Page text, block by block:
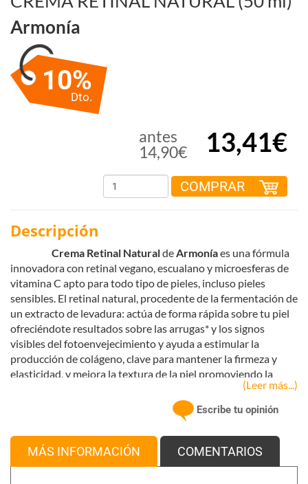
Armonía
10%
Dto.
antes
14,90€
13,41€
COMPRAR
Descripción
Crema Retinal NaturaldeArmoníaes una fórmula
innovadora con retinal vegano, escualano y microesferas de
vitamina C apto para todo tipo de pieles, incluso pieles
sensibles. El retinal natural, procedente de la fermentación de
un extracto de levadura: actúa de forma rápida sobre tu piel
ofreciéndote resultados sobre las arrugas* y los signos
visibles del fotoenvejecimiento y ayuda a estimular la
producción de colágeno, clave para mantener la firmeza y
elasticidad, y mejora la textura de la piel promoviendo la
El retinal actúa 11 veces más rápido que el retinol, ya
que se convierte antes en ácido retinoico, mejorando
más rápido y visiblemente la piel.
(Leer más...)
Escribe tu opinión
MÁS INFORMACIÓN COMENTARIOS